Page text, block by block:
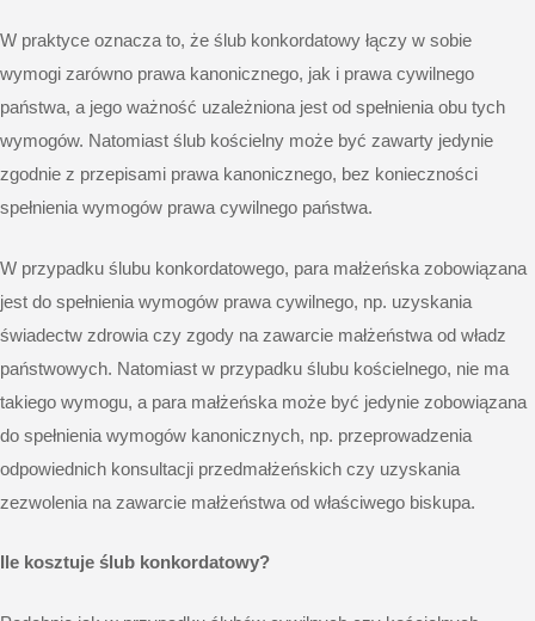
W praktyce oznacza to, że ślub konkordatowy łączy w sobie
wymogi zarówno prawa kanonicznego, jak i prawa cywilnego
państwa, a jego ważność uzależniona jest od spełnienia obu tych
wymogów. Natomiast ślub kościelny może być zawarty jedynie
zgodnie z przepisami prawa kanonicznego, bez konieczności
spełnienia wymogów prawa cywilnego państwa.
W przypadku ślubu konkordatowego, para małżeńska zobowiązana
jest do spełnienia wymogów prawa cywilnego, np. uzyskania
świadectw zdrowia czy zgody na zawarcie małżeństwa od władz
państwowych. Natomiast w przypadku ślubu kościelnego, nie ma
takiego wymogu, a para małżeńska może być jedynie zobowiązana
do spełnienia wymogów kanonicznych, np. przeprowadzenia
odpowiednich konsultacji przedmałżeńskich czy uzyskania
zezwolenia na zawarcie małżeństwa od właściwego biskupa.
Ile kosztuje ślub konkordatowy?